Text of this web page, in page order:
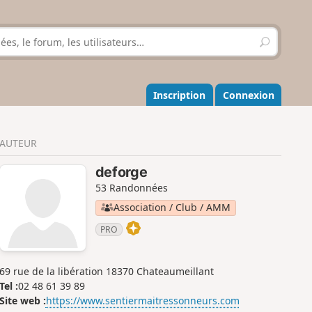
R
e
h
e
r
r
Inscription Connexion
AUTEUR
deforge
53 Randonnées
Association / Club / AMM
PRO
69 rue de la libération 18370 Chateaumeillant
Tel :02 48 61 39 89
Site web :https://www.sentiermaitressonneurs.com